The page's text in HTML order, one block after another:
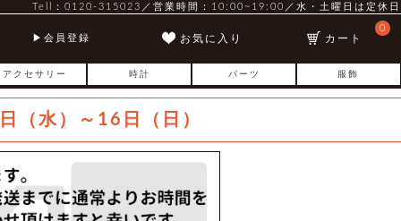
Tell：0120-315023／営業時間：10:00~19:00／水・土曜日は定休日
会員登録 お気に入り
0
カート
アクセサリー 時計 パーツ 服飾
（水）～16日（日）